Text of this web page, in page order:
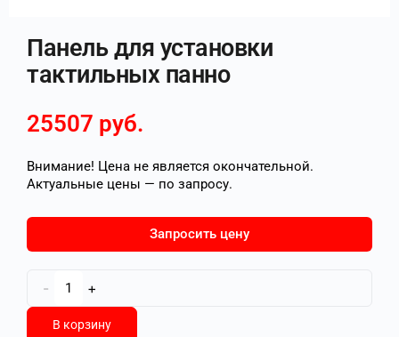
Панель для установки
тактильных панно
25507 руб.
Внимание! Цена не является окончательной.
Актуальные цены — по запросу.
Запросить цену
- +
В корзину